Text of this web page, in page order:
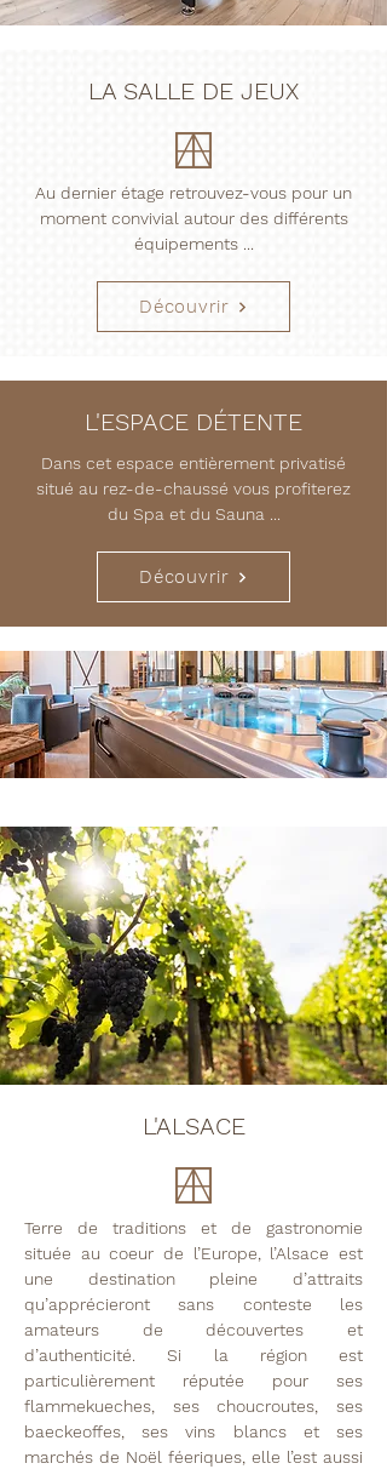
LA SALLE DE JEUX
Au dernier étage retrouvez-vous pour un
moment convivial autour des différents
équipements ...
Découvrir
L'ESPACE DÉTENTE
Dans cet espace entièrement privatisé
situé au rez-de-chaussé vous profiterez
du Spa et du Sauna ...
Découvrir
L'ALSACE
Terre de traditions et de gastronomie
située au coeur de l’Europe, l’Alsace est
une destination pleine d’attraits
qu’apprécieront sans conteste les
amateurs de découvertes et
d’authenticité. Si la région est
particulièrement réputée pour ses
flammekueches, ses choucroutes, ses
baeckeoffes, ses vins blancs et ses
marchés de Noël féeriques, elle l’est aussi